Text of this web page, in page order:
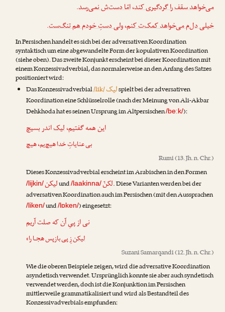
می‌خواهد سقف را گردگیری کند،امّا دست‌ش نمی‌رسد.
خیلی دل‌م می‌خواهد کمک‌ت کنم،ولی دستِ خودم هم تنگ‌ست.
In Persischen handelt es sich bei der adversativen Koordination
syntaktisch um eine abgewandelte Form der kopulativen Koordination
(siehe oben). Das zweite Konjunkt erscheint bei dieser Koordination mit
einem Konzessivadverbial, das normalerweise an den Anfang des Satzes
positioniert wird:
Das Konzessivadverbial/lik/لیکspielt bei der adversativen
Koordination eine Schlüsselrolle (nach der Meinung vonAli-Akbar
Dehkhodahat es seinen Ursprung im Altpersischen/beːk/):
این همه گفتیم،لیکاندر بسیچ
بی عنایاتِ خدا هیچ‌یم، هیچ
Rumi(13. Jh. n. Chr.)
Dieses Konzessivadverbial erscheint im Arabischen in den Formen
/lijkin/لیکنund/laakinna/لکنّ. Diese Varianten werden bei der
adversativen Koordination auch im Persischen (mit den Aussprachen
/liken/und/lɒken/) eingesetzt:
نی از پیِ آن که صلت آریم
لیکنزِ پی بازپس هجـا را»
Suzani Samarqandi(12. Jh. n. Chr.)
Wie die oberen Beispiele zeigen, wird die adversative Koordination
asyndetisch verwendet. Ursprünglich konnte sie aber auch syndetisch
verwendet werden, doch ist die Konjunktion im Persischen
mittlerweile grammatikalisiert und wird als Bestandteil des
Konzessivadverbials empfunden: